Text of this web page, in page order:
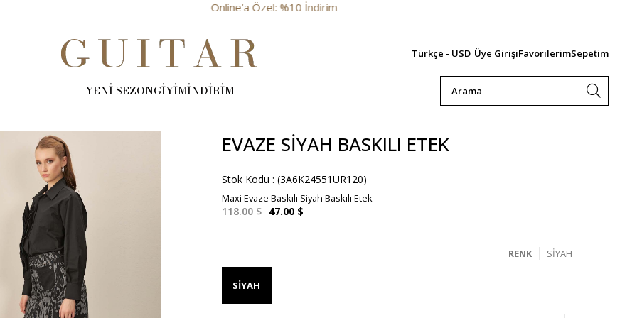
Online'a Özel: %10 İndirim
Türkçe - USD Üye GirişiFavorilerimSepetim
YENİ SEZONGİYİMİNDİRİM
EVAZE SIYAH BASKILI ETEK
Stok Kodu (3A6K24551UR120)
Maxi Evaze Baskılı Siyah Baskılı Etek
118.00 $ 47.00 $
SIYAH
RENK
SIYAH